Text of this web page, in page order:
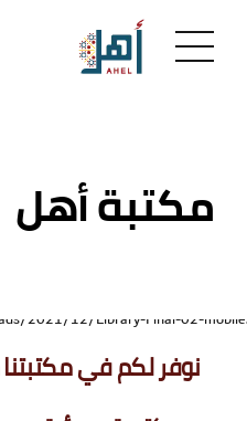
مكتبة أهل
نوفر لكم في